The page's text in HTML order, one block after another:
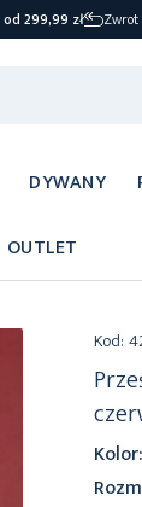
od 299,99 zł Zwrot
DYWANY
OUTLET
Kod:
Kolor: